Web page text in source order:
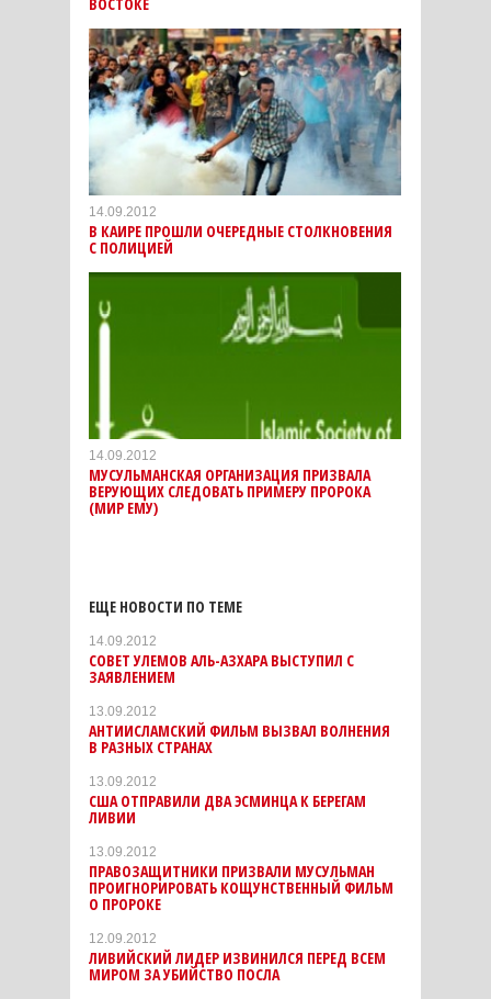
14.09.2012
В КАИРЕ ПРОШЛИ ОЧЕРЕДНЫЕ СТОЛКНОВЕНИЯ
С ПОЛИЦИЕЙ
14.09.2012
МУСУЛЬМАНСКАЯ ОРГАНИЗАЦИЯ ПРИЗВАЛА
ВЕРУЮЩИХ СЛЕДОВАТЬ ПРИМЕРУ ПРОРОКА
(МИР ЕМУ)
ЕЩЕ НОВОСТИ ПО ТЕМЕ
14.09.2012
СОВЕТ УЛЕМОВ АЛЬ-АЗХАРА ВЫСТУПИЛ С
ЗАЯВЛЕНИЕМ
13.09.2012
АНТИИСЛАМСКИЙ ФИЛЬМ ВЫЗВАЛ ВОЛНЕНИЯ
В РАЗНЫХ СТРАНАХ
13.09.2012
США ОТПРАВИЛИ ДВА ЭСМИНЦА К БЕРЕГАМ
ЛИВИИ
13.09.2012
ПРАВОЗАЩИТНИКИ ПРИЗВАЛИ МУСУЛЬМАН
ПРОИГНОРИРОВАТЬ КОЩУНСТВЕННЫЙ ФИЛЬМ
О ПРОРОКЕ
12.09.2012
ЛИВИЙСКИЙ ЛИДЕР ИЗВИНИЛСЯ ПЕРЕД ВСЕМ
МИРОМ ЗА УБИЙСТВО ПОСЛА